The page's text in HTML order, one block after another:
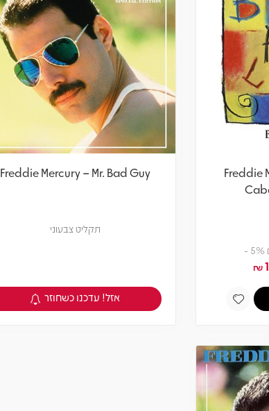
Freddie
-
₪
Freddie Mercury – Mr. Bad Guy
תקליט צבעוני
צפיה במוצר
אזל! עדכנו כשחוזר